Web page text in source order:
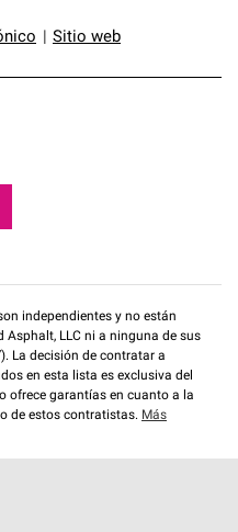
Sitio web
independientes y no están
Asphalt, LLC ni a ninguna de sus
La decisión de contratar a
en esta lista es exclusiva del
ofrece garantías en cuanto a la
de estos contratistas. Más